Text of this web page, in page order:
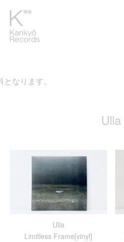
なります。
Ulla
Ulla
Limitless Frame[vinyl]